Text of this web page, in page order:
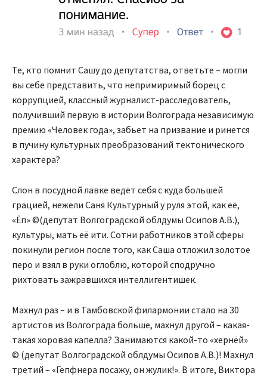
Те, кто помнит Сашу до депутатства, ответьте – могли
вы себе представить, что непримиримый борец с
коррупцией, классный журналист-расследователь,
получивший первую в истории Волгограда независимую
премию «Человек года», забьет на призвание и ринется
в пучину культурных преобразований тектонического
характера?
Слон в посудной лавке ведёт себя с куда большей
грацией, нежели Саня Культурный у руля этой, как её,
«Ёп» ©(депутат Волгоградской облдумы Осипов А.В.),
культуры, мать её ити. Сотни работников этой сферы
покинули регион после того, как Саша отложил золотое
перо и взял в руки оглоблю, которой сподручно
рихтовать зажравшихся интеллигентишек.
Махнул раз – и в Тамбовской филармонии стало на 30
артистов из Волгограда больше, махнул другой – какая-
такая хоровая капелла? Занимаются какой-то «хернёй»
© (депутат Волгоградской облдумы Осипов А.В.)! Махнул
третий – «Гепфнера посажу, он жулик!». В итоге, Виктора